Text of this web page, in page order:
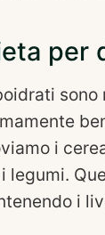
per
sono
i
legumi.
i